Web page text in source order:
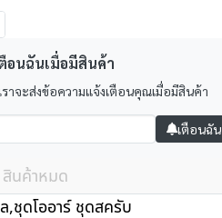
อนฉันเมื่อมีสินค้า
ราจะส่งข้อความแจ้งเตือนคุณเมื่อมีสินค้า
เตือนฉัน
สินค้าหมด
,ชุดโออาร์ ชุดสครับ